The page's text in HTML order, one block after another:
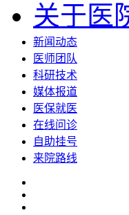
关于医
新闻动态
医师团队
科研技术
媒体报道
医保就医
在线问诊
自助挂号
来院路线